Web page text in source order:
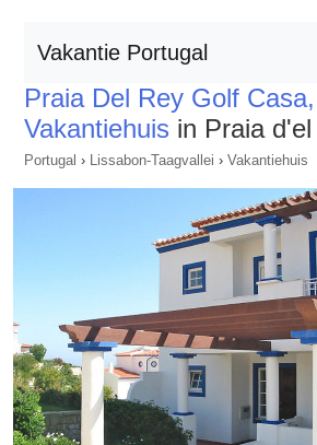
Vakantie Portugal
Praia Del Rey Golf Casa,
Vakantiehuis in Praia
Portugal › Lissabon-Taagvallei › Vakantiehuis